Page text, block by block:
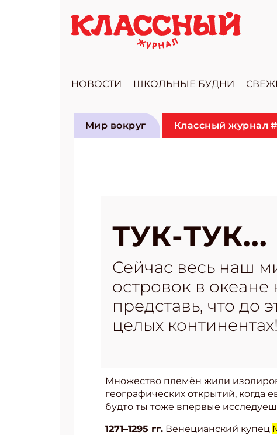
НОВОСТИ ШКОЛЬНЫЕ БУДНИ
Мир вокруг Классный журнал
ТУК-
Сейчас весь наш
островок в океане
представь, что до
целых континентах!
Множество племён жили
географических открытий, когда
будто ты тоже впервые
1271–1295 гг. Венецианский купец